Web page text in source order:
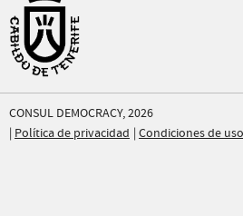
CONSUL DEMOCRACY, 2026
Política de privacidad
Condiciones de uso